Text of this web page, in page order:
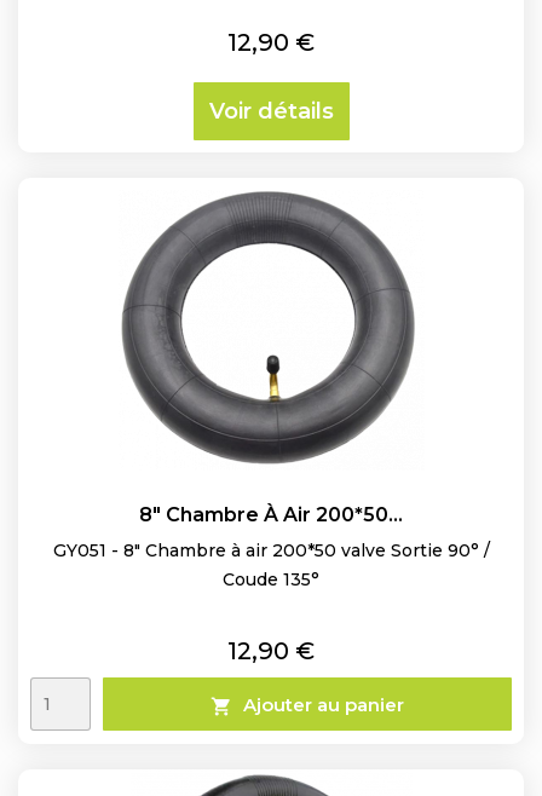
Prix
12,90 €
Voir détails
8" Chambre À Air 200*50...
GY051 - 8" Chambre à air 200*50 valve Sortie 90° /
Coude 135°
Prix
12,90 €
 Ajouter au panier